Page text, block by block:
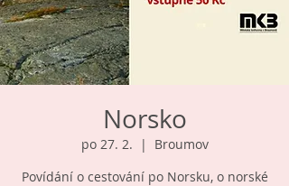
Norsko
po 27. 2.
  |
Broumov
Povídání o cestování po Norsku, o norské